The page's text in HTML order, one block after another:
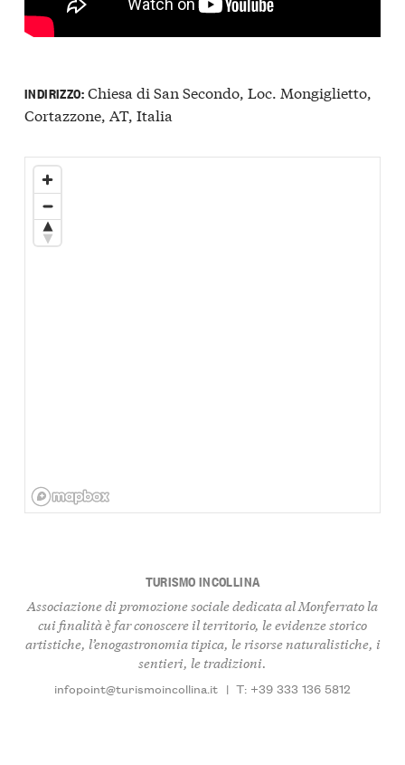
INDIRIZZO:Chiesa di San Secondo, Loc. Mongiglietto,
Cortazzone, AT, Italia
TURISMO INCOLLINA
Associazione di promozione sociale dedicata al Monferrato la
cui finalità è far conoscere il territorio, le evidenze storico
artistiche, l’enogastronomia tipica, le risorse naturalistiche, i
sentieri, le tradizioni.
infopoint@turismoincollina.it | T: +39 333 136 5812